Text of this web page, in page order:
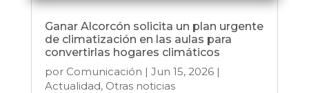
Ganar Alcorcón solicita un plan urgente
de climatización en las aulas para
convertirlas hogares climáticos
por Comunicación | Jun 15, 2026|
Actualidad, Otras noticias